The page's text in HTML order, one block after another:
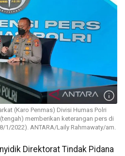
(Karo Penmas) Divisi Humas Polri
memberikan keterangan pers di
1/2022). ANTARA/Laily Rahmawaty/am.
Direktorat Tindak Pidana